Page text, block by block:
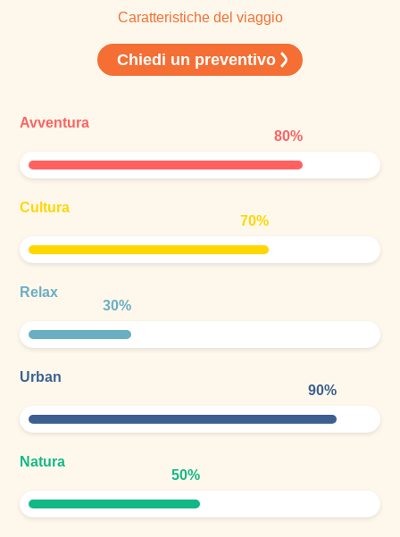
Caratteristiche del viaggio
Chiedi un preventivo
Avventura
80%
Cultura
70%
Relax
30%
Urban
90%
Natura
50%